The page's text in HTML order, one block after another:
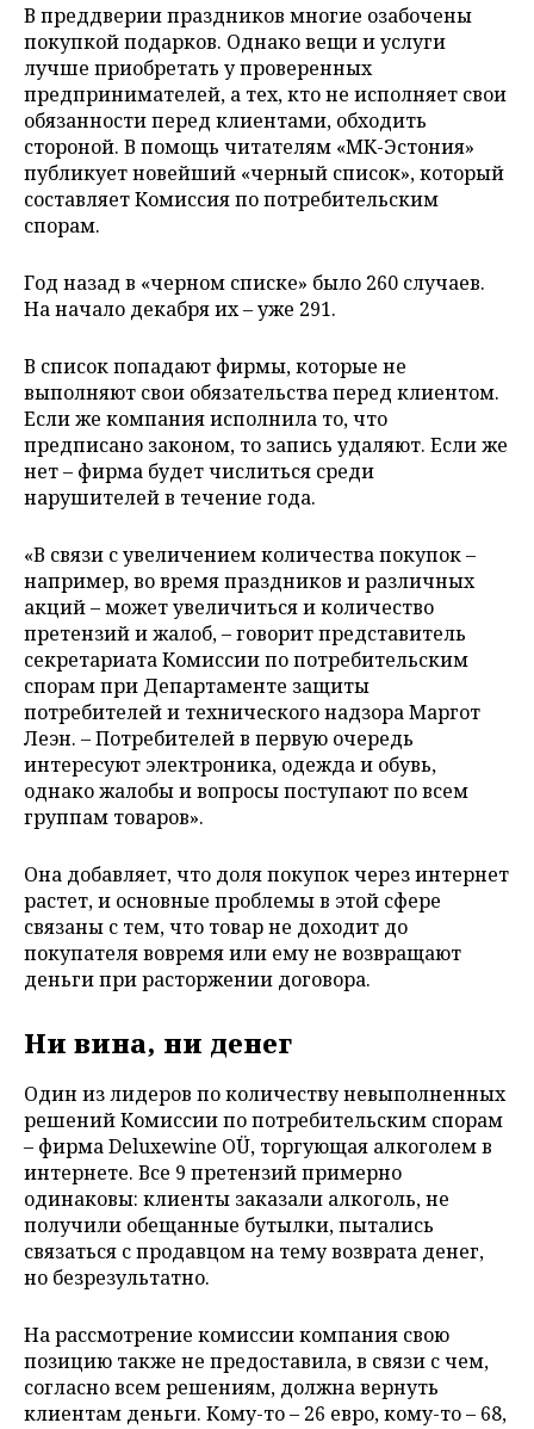
В преддверии праздников многие озабочены
покупкой подарков. Однако вещи и услуги
лучше приобретать у проверенных
предпринимателей, а тех, кто не исполняет свои
обязанности перед клиентами, обходить
стороной. В помощь читателям «МК-Эстония»
публикует новейший «черный список», который
составляет Комиссия по потребительским
спорам.
Год назад в «черном списке» было 260 случаев.
На начало декабря их – уже 291.
В список попадают фирмы, которые не
выполняют свои обязательства перед клиентом.
Если же компания исполнила то, что
предписано законом, то запись удаляют. Если же
нет – фирма будет числиться среди
нарушителей в течение года.
«В связи с увеличением количества покупок –
например, во время праздников и различных
акций – может увеличиться и количество
претензий и жалоб, – говорит представитель
секретариата Комиссии по потребительским
спорам при Департаменте защиты
потребителей и технического надзора Маргот
Леэн. – Потребителей в первую очередь
интересуют электроника, одежда и обувь,
однако жалобы и вопросы поступают по всем
группам товаров».
Она добавляет, что доля покупок через интернет
растет, и основные проблемы в этой сфере
связаны с тем, что товар не доходит до
покупателя вовремя или ему не возвращают
деньги при расторжении договора.
Ни вина, ни денег
Один из лидеров по количеству невыполненных
решений Комиссии по потребительским спорам
– фирма Deluxewine OÜ, торгующая алкоголем в
интернете. Все 9 претензий примерно
одинаковы: клиенты заказали алкоголь, не
получили обещанные бутылки, пытались
связаться с продавцом на тему возврата денег,
но безрезультатно.
На рассмотрение комиссии компания свою
позицию также не предоставила, в связи с чем,
согласно всем решениям, должна вернуть
клиентам деньги. Кому-то – 26 евро, кому-то – 68,